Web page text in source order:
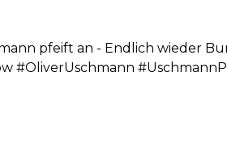
pfeift an - Endlich wieder
#OliverUschmann